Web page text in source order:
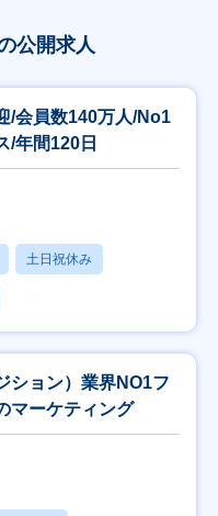
公開求人
/会員数140万人/No1
/年間120日
土日祝休み
ション）業界NO1フ
マーケティング